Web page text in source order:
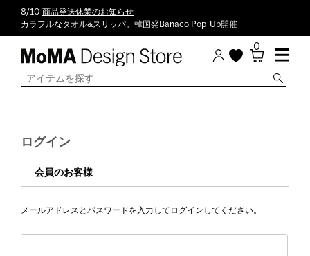
8/10 商品発送休業のお知らせ
カラフルなタオル&スリッパ。 韓国発Banaco Pop-Up開催
0
ログイン
会員のお客様
メールアドレスとパスワードを入力してログインしてください。